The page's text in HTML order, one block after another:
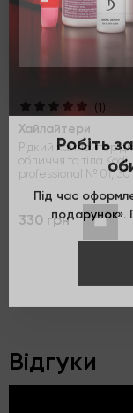
(1)
Хайлайтери
Рідкий хайлайтер
обличчя та тіла Kodi
professional № 01,
330 грн
Відгуки
Робіть
Під час
подарунок».